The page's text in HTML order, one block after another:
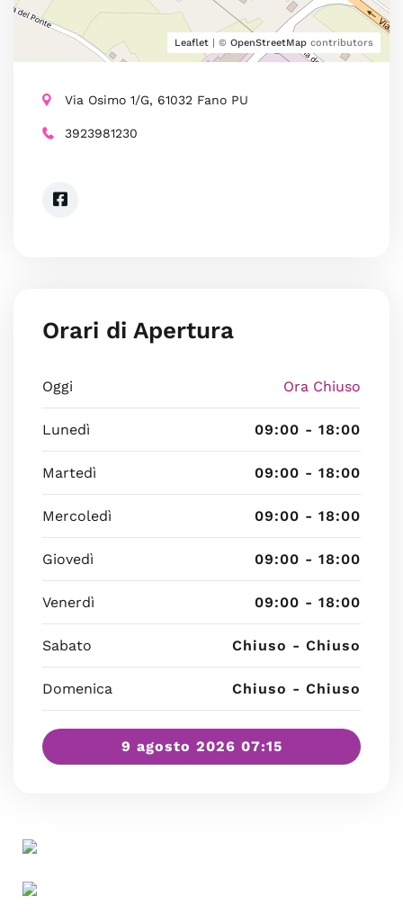
Leaflet | © OpenStreetMap contributors
Via Osimo 1/G, 61032 Fano PU
3923981230
Orari di Apertura
Oggi Ora Chiuso
Lunedì 09:00 - 18:00
Martedì 09:00 - 18:00
Mercoledì 09:00 - 18:00
Giovedì 09:00 - 18:00
Venerdì 09:00 - 18:00
Sabato Chiuso - Chiuso
Domenica Chiuso - Chiuso
9 agosto 2026 07:15